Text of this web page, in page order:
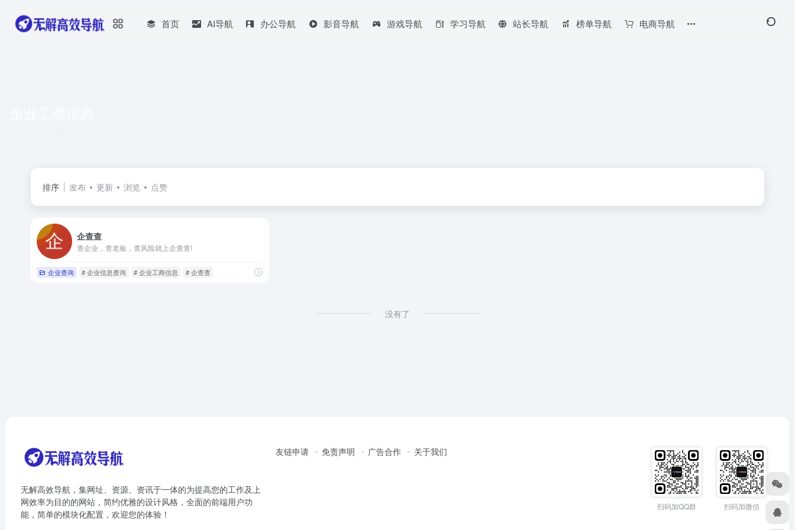
首页 AI导航 办公导航 影音导航 游戏导航 学习导航 站长导航 榜单导航 电商导航
排序 发布 更新 浏览 点赞
企查查
查企业，查老板，查风险就上企查查!
企业查询 # 企业信息查询 # 企业工商信息 # 企查查
没有了
无解高效导航，集网址、资源、资讯于一体的为提高您的工作及上
网效率为目的的网站，简约优雅的设计风格，全面的前端用户功
能，简单的模块化配置，欢迎您的体验！
友链申请 免责声明 广告合作 关于我们
扫码加QQ群 扫码加微信